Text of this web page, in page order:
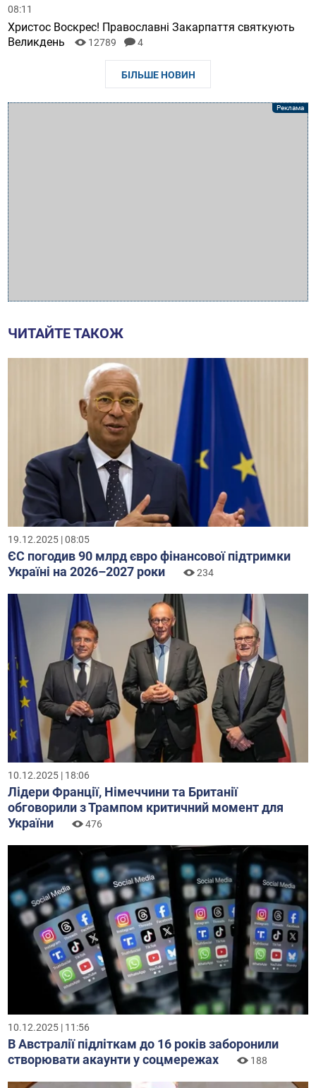
08:11
Христос Воскрес! Православні Закарпаття святкують
Великдень
12789 4
БІЛЬШЕ НОВИН
ЧИТАЙТЕ ТАКОЖ
19.12.2025 | 08:05
ЄС погодив 90 млрд євро фінансової підтримки
Україні на 2026–2027 роки
234
10.12.2025 | 18:06
Лідери Франції, Німеччини та Британії
обговорили з Трампом критичний момент для
України
476
10.12.2025 | 11:56
В Австралії підліткам до 16 років заборонили
створювати акаунти у соцмережах
188